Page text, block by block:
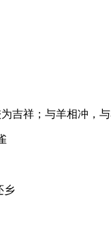
吉祥；与羊相冲，
乡